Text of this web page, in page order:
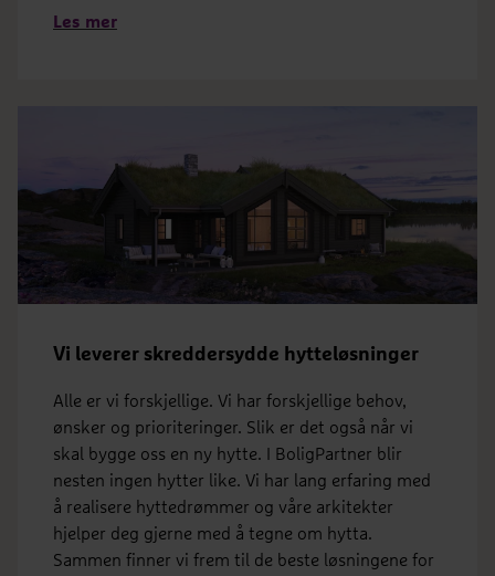
Les mer
Vi leverer skreddersydde hytteløsninger
Alle er vi forskjellige. Vi har forskjellige behov,
ønsker og prioriteringer. Slik er det også når vi
skal bygge oss en ny hytte. I BoligPartner blir
nesten ingen hytter like. Vi har lang erfaring med
å realisere hyttedrømmer og våre arkitekter
hjelper deg gjerne med å tegne om hytta.
Sammen finner vi frem til de beste løsningene for